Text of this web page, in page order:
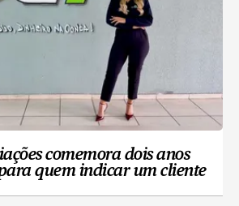
comemora dois anos
quem indicar um cliente